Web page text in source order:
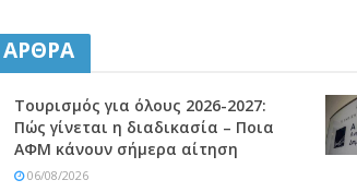
ΑΡΘΡΑ
Τουρισμός για όλους 2026-2027:
Πώς γίνεται η διαδικασία – Ποια
ΑΦΜ κάνουν σήμερα αίτηση
06/08/2026